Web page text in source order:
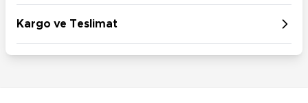
Kargo ve Teslimat